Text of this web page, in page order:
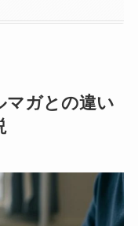
マガとの違い